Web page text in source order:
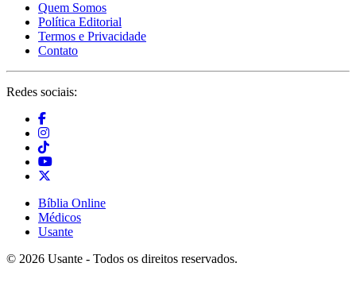
Quem Somos
Política Editorial
Termos e Privacidade
Contato
Redes sociais:
Bíblia Online
Médicos
Usante
© 2026 Usante - Todos os direitos reservados.